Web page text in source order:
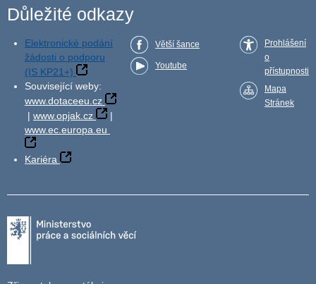
Důležité odkazy
Elektronické podání
žádosti o podporu
(IS KP21+)
Související weby:
www.dotaceeu.cz
| www.opjak.cz
|
www.ec.europa.eu
Kariéra
Větší šance
Youtube
Prohlášení
o
přístupnosti
Mapa
Stránek